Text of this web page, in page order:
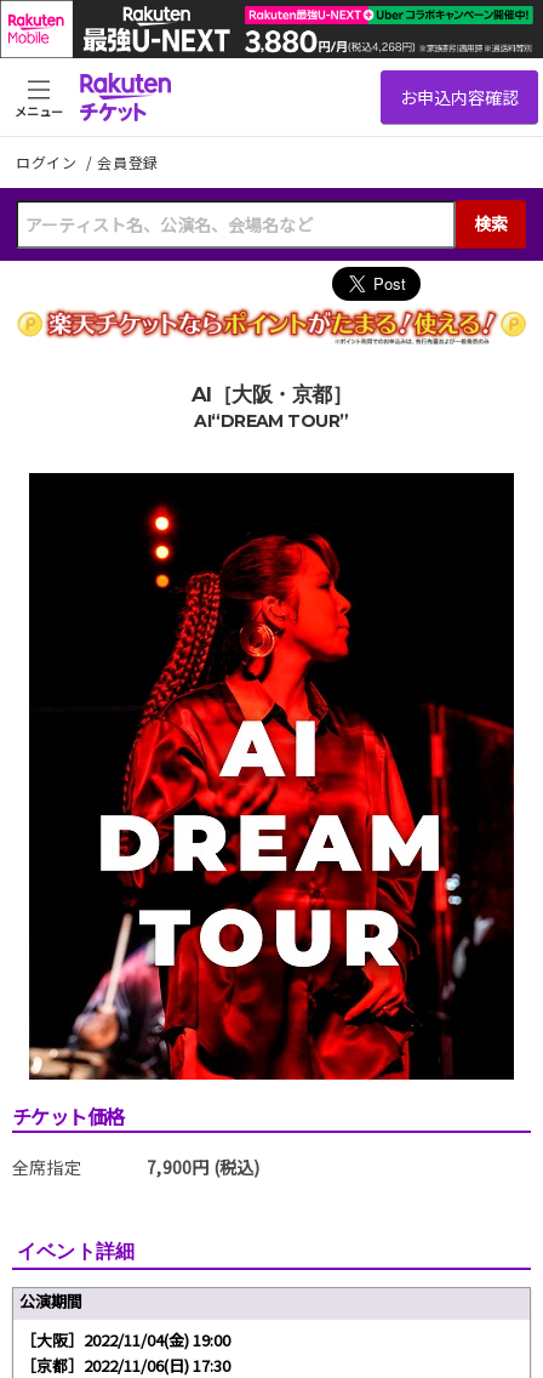
ログイン /会員登録
検索
メニュー
AI［大阪・京都］
AI“DREAM TOUR”
チケット価格
全席指定 7,900円 (税込)
イベント詳細
公演期間
［大阪］2022/11/04(金) 19:00
［京都］2022/11/06(日) 17:30